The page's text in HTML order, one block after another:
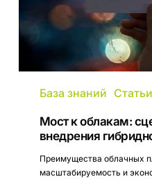
инфраструктуры
База знаний Статьи
Мост к облакам:
внедрения
Преимущества облачных
масштабируемость и